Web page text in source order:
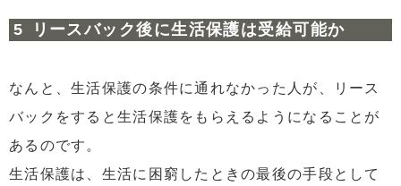
リースバック後に生活保護は受給可能か
なんと、生活保護の条件に通れなかった人が、リース
バックをすると生活保護をもらえるようになることが
あるのです。
生活保護は、生活に困窮したときの最後の手段として